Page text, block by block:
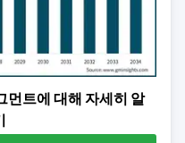
먼트에 대해 자세히 알